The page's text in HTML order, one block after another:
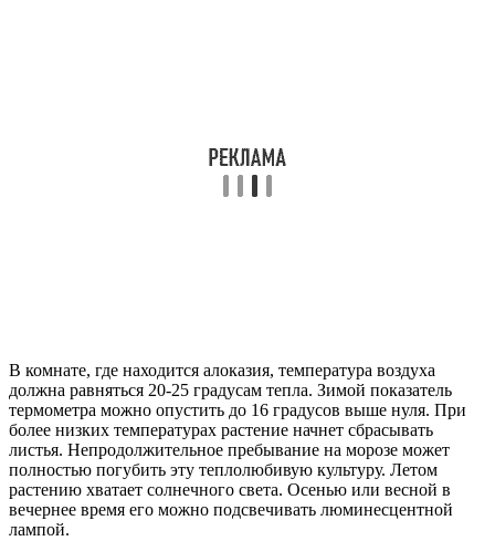
В комнате, где находится алоказия, температура воздуха
должна равняться 20-25 градусам тепла. Зимой показатель
термометра можно опустить до 16 градусов выше нуля. При
более низких температурах растение начнет сбрасывать
листья. Непродолжительное пребывание на морозе может
полностью погубить эту теплолюбивую культуру. Летом
растению хватает солнечного света. Осенью или весной в
вечернее время его можно подсвечивать люминесцентной
лампой.